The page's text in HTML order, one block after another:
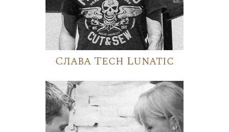
Слава Tech Lunatic